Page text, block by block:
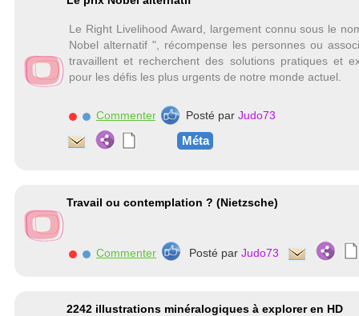
Le Right Livelihood Award, largement connu sous le
Nobel alternatif ", récompense les personnes ou
travaillent et recherchent des solutions pratiques et
pour les défis les plus urgents de notre monde actuel.
Commenter Posté par Judo73
Méta
Travail ou contemplation ? (Nietzsche)
Commenter Posté par Judo73
2242 illustrations minéralogiques à explorer en HD